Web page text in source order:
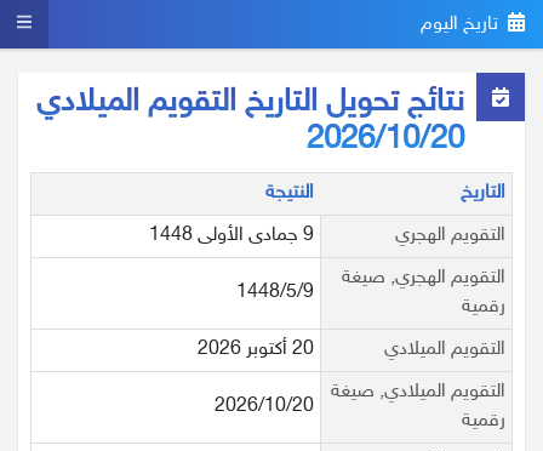
تاريخ اليوم
نتائج تحويل التاريخ التقويم الميلادي
2026/10/20
التاريخ
النتيجة
التقويم الهجري
9 جمادى الأولى 1448
التقويم الهجري, صيغة
رقمية
1448/5/9
التقويم الميلادي
20 أكتوبر 2026
التقويم الميلادي, صيغة
رقمية
2026/10/20